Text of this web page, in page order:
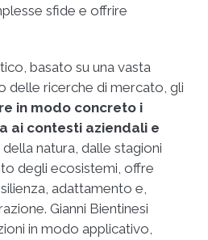
sfide e offrire
basato su una vasta
delle ricerche di mercato, gli
in modo concreto i
ai contesti aziendali e
natura, dalle stagioni
degli ecosistemi, offre
adattamento e,
Gianni Bientinesi
in modo applicativo,